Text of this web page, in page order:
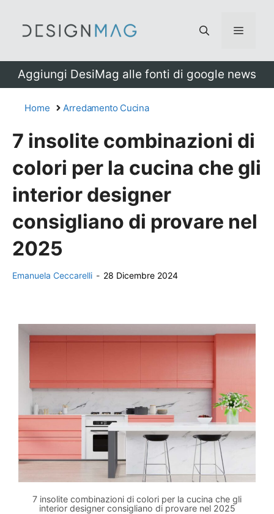
Menu
Aggiungi DesiMag alle fonti di google news
Home Arredamento Cucina
7 insolite combinazioni di
colori per la cucina che gli
interior designer
consigliano di provare nel
2025
Emanuela Ceccarelli - 28 Dicembre 2024
7 insolite combinazioni di colori per la cucina che gli
interior designer consigliano di provare nel 2025